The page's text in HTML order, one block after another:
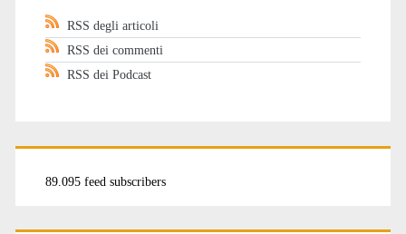
RSS degli articoli
RSS dei commenti
RSS dei Podcast
89.095 feed subscribers